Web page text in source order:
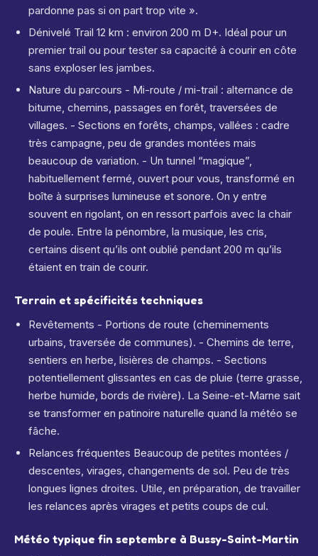
pardonne pas si on part trop vite ».
Dénivelé Trail 12 km : environ 200 m D+. Idéal pour un
premier trail ou pour tester sa capacité à courir en côte
sans exploser les jambes.
Nature du parcours - Mi-route / mi-trail : alternance de
bitume, chemins, passages en forêt, traversées de
villages. - Sections en forêts, champs, vallées : cadre
très campagne, peu de grandes montées mais
beaucoup de variation. - Un tunnel “magique”,
habituellement fermé, ouvert pour vous, transformé en
boîte à surprises lumineuse et sonore. On y entre
souvent en rigolant, on en ressort parfois avec la chair
de poule. Entre la pénombre, la musique, les cris,
certains disent qu’ils ont oublié pendant 200 m qu’ils
étaient en train de courir.
Terrain et spécificités techniques
Revêtements - Portions de route (cheminements
urbains, traversée de communes). - Chemins de terre,
sentiers en herbe, lisières de champs. - Sections
potentiellement glissantes en cas de pluie (terre grasse,
herbe humide, bords de rivière). La Seine-et-Marne sait
se transformer en patinoire naturelle quand la météo se
fâche.
Relances fréquentes Beaucoup de petites montées /
descentes, virages, changements de sol. Peu de très
longues lignes droites. Utile, en préparation, de travailler
les relances après virages et petits coups de cul.
Météo typique fin septembre à Bussy-Saint-Martin